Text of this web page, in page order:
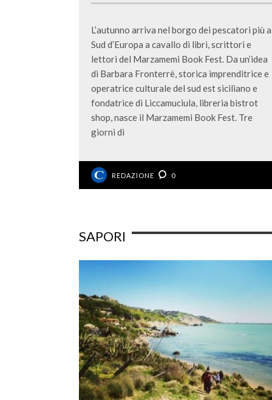
L’autunno arriva nel borgo dei pescatori più a
Sud d’Europa a cavallo di libri, scrittori e
lettori del Marzamemi Book Fest. Da un’idea
di Barbara Fronterrè, storica imprenditrice e
operatrice culturale del sud est siciliano e
fondatrice di Liccamuciula, libreria bistrot
shop, nasce il Marzamemi Book Fest. Tre
giorni di
REDAZIONE 0
SAPORI